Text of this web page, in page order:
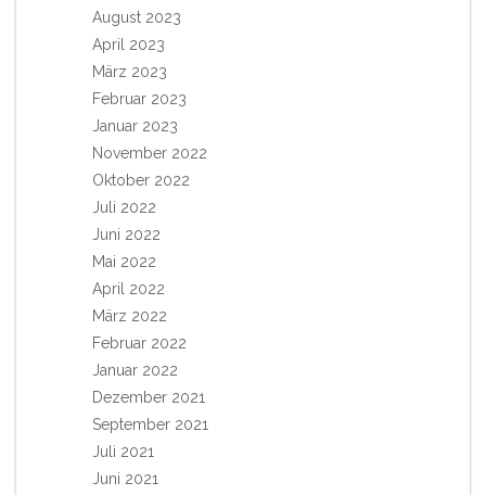
August 2023
April 2023
März 2023
Februar 2023
Januar 2023
November 2022
Oktober 2022
Juli 2022
Juni 2022
Mai 2022
April 2022
März 2022
Februar 2022
Januar 2022
Dezember 2021
September 2021
Juli 2021
Juni 2021